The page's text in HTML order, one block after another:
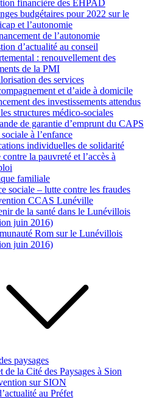
financière des EHPAD
budgétaires pour 2022 sur le
et l’autonomie
de l’autonomie
d’actualité au conseil
: renouvellement des
de la PMI
des services
et d’aide à domicile
des investissements attendus
structures médico-sociales
de garantie d’emprunt du CAPS
à l’enfance
individuelles de solidarité
la pauvreté et l’accès à
familiale
sociale – lutte contre les fraudes
CCAS Lunéville
de la santé dans le Lunévillois
juin 2016)
Rom sur le Lunévillois
juin 2016)
paysages
de la Cité des Paysages à Sion
sur SION
au Préfet